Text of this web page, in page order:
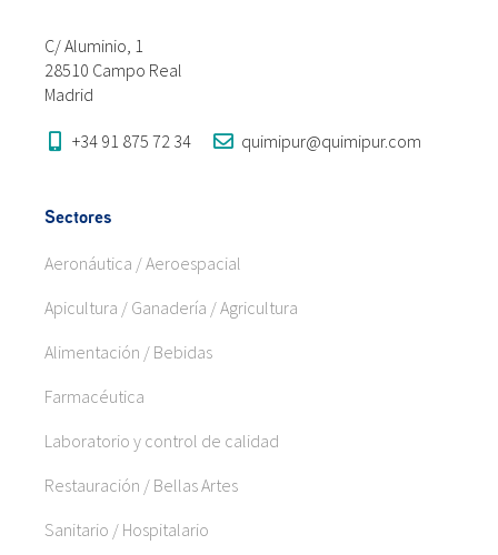
C/ Aluminio, 1
28510 Campo Real
Madrid
+34 91 875 72 34 quimipur@quimipur.com
Sectores
Aeronáutica / Aeroespacial
Apicultura / Ganadería / Agricultura
Alimentación / Bebidas
Farmacéutica
Laboratorio y control de calidad
Restauración / Bellas Artes
Sanitario / Hospitalario